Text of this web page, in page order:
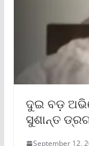
ଦୁଇ ବଡ଼
ସୁଶାନ୍ତ
September 12,